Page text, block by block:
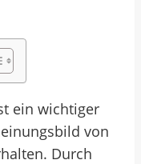
ein wichtiger
von
Durch